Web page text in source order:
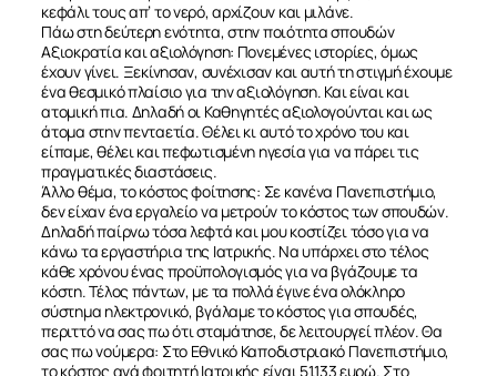
κεφάλι τους απ’ το νερό, αρχίζουν και μιλάνε.
Πάω στη δεύτερη ενότητα, στην ποιότητα σπουδών
Αξιοκρατία και αξιολόγηση: Πονεμένες ιστορίες, όμως
έχουν γίνει. Ξεκίνησαν, συνέχισαν και αυτή τη στιγμή έχουμε
ένα θεσμικό πλαίσιο για την αξιολόγηση. Και είναι και
ατομική πια. Δηλαδή οι Καθηγητές αξιολογούνται και ως
άτομα στην πενταετία. Θέλει κι αυτό το χρόνο του και
είπαμε, θέλει και πεφωτισμένη ηγεσία για να πάρει τις
πραγματικές διαστάσεις.
Άλλο θέμα, το κόστος φοίτησης: Σε κανένα Πανεπιστήμιο,
δεν είχαν ένα εργαλείο να μετρούν το κόστος των σπουδών.
Δηλαδή παίρνω τόσα λεφτά και μου κοστίζει τόσο για να
κάνω τα εργαστήρια της Ιατρικής. Να υπάρχει στο τέλος
κάθε χρόνου ένας προϋπολογισμός για να βγάζουμε τα
κόστη. Τέλος πάντων, με τα πολλά έγινε ένα ολόκληρο
σύστημα ηλεκτρονικό, βγάλαμε το κόστος για σπουδές,
περιττό να σας πω ότι σταμάτησε, δε λειτουργεί πλέον. Θα
σας πω νούμερα: Στο Εθνικό Καποδιστριακό Πανεπιστήμιο,
το κόστος ανά φοιτητή Ιατρικής είναι 51.133 ευρώ. Στο